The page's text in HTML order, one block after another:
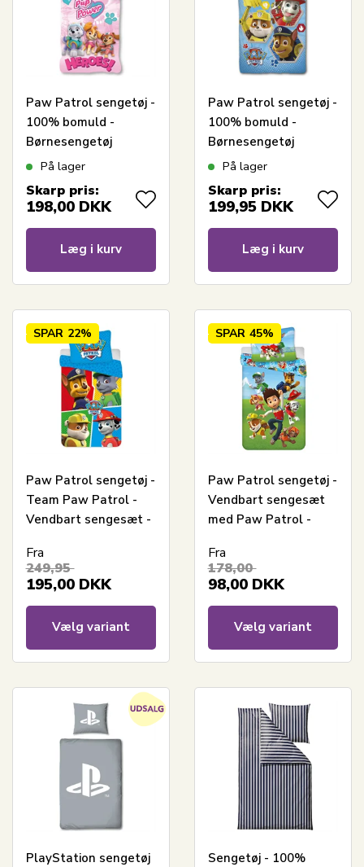
Paw Patrol sengetøj -
100% bomuld -
Børnesengetøj
140x200 cm -
Heroes
På lager
Skarp pris:
198,00 DKK
Læg i kurv
Paw Patrol sengetøj -
100% bomuld -
Børnesengetøj
140x200 cm -
Chase
På lager
Skarp pris:
199,95 DKK
Læg i kurv
SPAR 22%
Paw Patrol sengetøj -
Team Paw Patrol -
Vendbart sengesæt -
sengelinned
Fra
249,95
195,00 DKK
Vælg variant
SPAR 45%
Paw Patrol sengetøj -
Vendbart sengesæt
med Paw Patrol -
sengelinned
Fra
178,00
98,00 DKK
Vælg variant
PlayStation sengetøj
Sengetøj - 100%